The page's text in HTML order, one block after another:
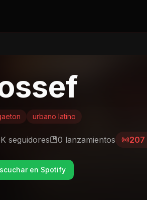
urbano latino
seguidores 0 lanzamientos 207
en Spotify